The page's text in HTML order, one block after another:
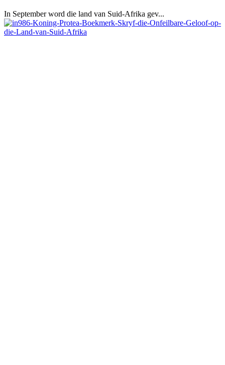
In September word die land van Suid-Afrika gev...